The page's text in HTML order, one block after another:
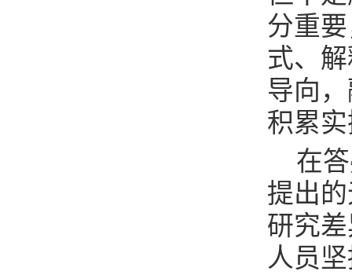
分重
式、
导向
积累
在
提出
研究
人员